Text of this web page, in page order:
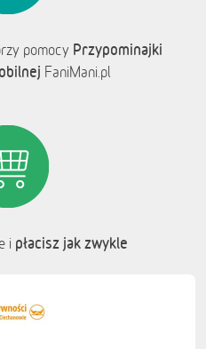
pomocy Przypominajki
FaniMani.pl
i płacisz jak zwykle